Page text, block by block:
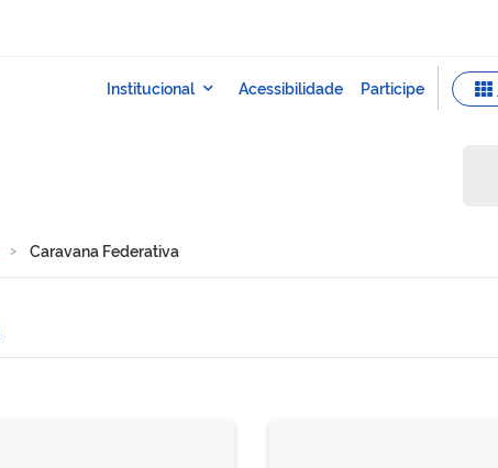
Caravana Federativa